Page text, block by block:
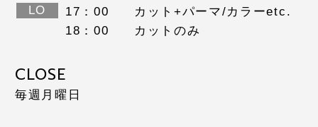
LO
17：00
カット+パーマ/カラーetc.
18：00
カットのみ
CLOSE
毎週月曜日